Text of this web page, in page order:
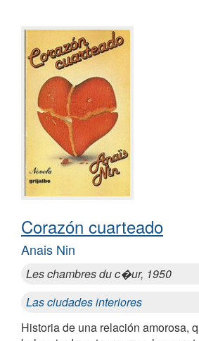
Corazón cuarteado
Anais Nin
Les chambres du c�ur, 1950
Las ciudades interiores
Historia de una relación amorosa,